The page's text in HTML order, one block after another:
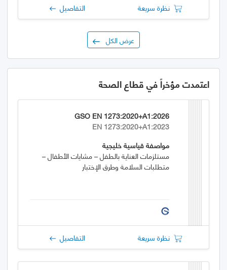
نظرة سريعة التفاصيل
عرض الكل
اعتمدت مؤخراً في قطاع الصحة
GSO EN 1273:2020+A1:2026
EN 1273:2020+A1:2023
مواصفة قياسية خليجية
مستلزمات العناية بالطفل – مشايات الأطفال –
متطلبات السلامة وطرق الإختبار
نظرة سريعة التفاصيل